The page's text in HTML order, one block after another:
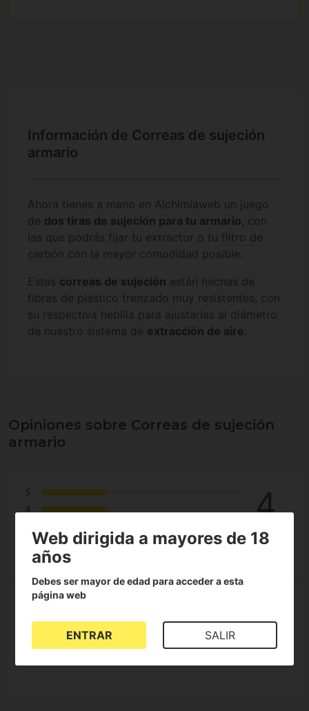
Información de Correas de sujeción
armario
Ahora tienes a mano en Alchimiaweb un juego
de dos tiras de sujeción para tu armario, con
las que podrás fijar tu extractor o tu filtro de
carbón con la mayor comodidad posible.
Estas correas de sujeción están hechas de
fibras de plástico trenzado muy resistentes, con
su respectiva hebilla para ajustarlas al diámetro
de nuestro sistema de extracción de aire.
Opiniones sobre Correas de sujeción
armario
5
4
4
3
100%
Web dirigida a mayores de 18
años
Debes ser mayor de edad para acceder a esta
página web
ENTRAR SALIR